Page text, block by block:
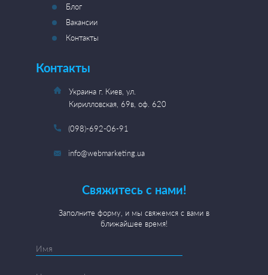
Блог
Вакансии
Контакты
Контакты
Украина г. Киев, ул.
Кирилловская, 69в, оф. 620
(098)-692-06-91
info@webmarketing.ua
Свяжитесь с нами!
Заполните форму, и мы свяжемся с вами в
ближайшее время!